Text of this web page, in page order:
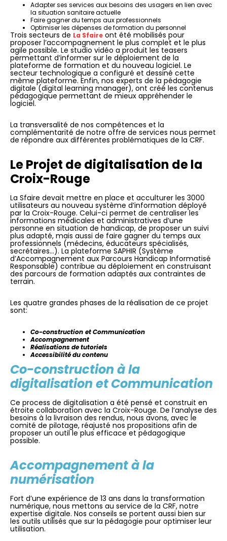
Adapter ses services aux besoins des usagers en lien avec
la situation sanitaire actuelle
Faire gagner du temps aux professionnels
Optimiser les dépenses de formation du personnel
Trois secteurs de La Sfaire ont été mobilisés pour
proposer l’accompagnement le plus complet et le plus
agile possible. Le studio vidéo a produit les teasers
permettant d’informer sur le déploiement de la
plateforme de formation et du nouveau logiciel. Le
secteur technologique a configuré et dessiné cette
même plateforme. Enfin, nos experts de la pédagogie
digitale (digital learning manager), ont créé les contenus
pédagogique permettant de mieux appréhender le
logiciel.
La transversalité de nos compétences et la
complémentarité de notre offre de services nous permet
de répondre aux différentes problématiques de la CRF.
Le Projet de digitalisation de la
Croix-Rouge
La Sfaire devait mettre en place et acculturer les 3000
utilisateurs au nouveau système d’information déployé
par la Croix-Rouge. Celui-ci permet de centraliser les
informations médicales et administratives d’une
personne en situation de handicap, de proposer un suivi
plus adapté, mais aussi de faire gagner du temps aux
professionnels (médecins, éducateurs spécialisés,
secrétaires…). La plateforme SAPHIR (Système
d’Accompagnement aux Parcours Handicap Informatisé
Responsable) contribue au déploiement en construisant
des parcours de formation adaptés aux contraintes de
terrain.
Les quatre grandes phases de la réalisation de ce projet
sont:
Co-construction et Communication
Accompagnement
Réalisations de tutoriels
Accessibilité du contenu
Co-construction à la
digitalisation etCommunication
Ce process de digitalisation a été pensé et construit en
étroite collaboration avec la Croix-Rouge. De l’analyse des
besoins à la livraison des rendus, nous avons, avec le
comité de pilotage, réajusté nos propositions afin de
proposer un outil le plus efficace et pédagogique
possible.
Accompagnement à la
numérisation
Fort d’une expérience de 13 ans dans la transformation
numérique, nous mettons au service de la CRF, notre
expertise digitale. Nos conseils se portent aussi bien sur
les outils utilisés que sur la pédagogie pour optimiser leur
utilisation.